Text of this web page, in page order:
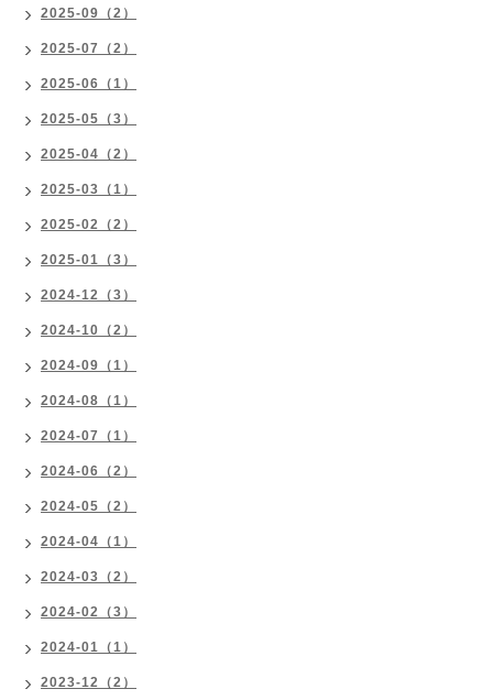
2025-09（2）
2025-07（2）
2025-06（1）
2025-05（3）
2025-04（2）
2025-03（1）
2025-02（2）
2025-01（3）
2024-12（3）
2024-10（2）
2024-09（1）
2024-08（1）
2024-07（1）
2024-06（2）
2024-05（2）
2024-04（1）
2024-03（2）
2024-02（3）
2024-01（1）
2023-12（2）